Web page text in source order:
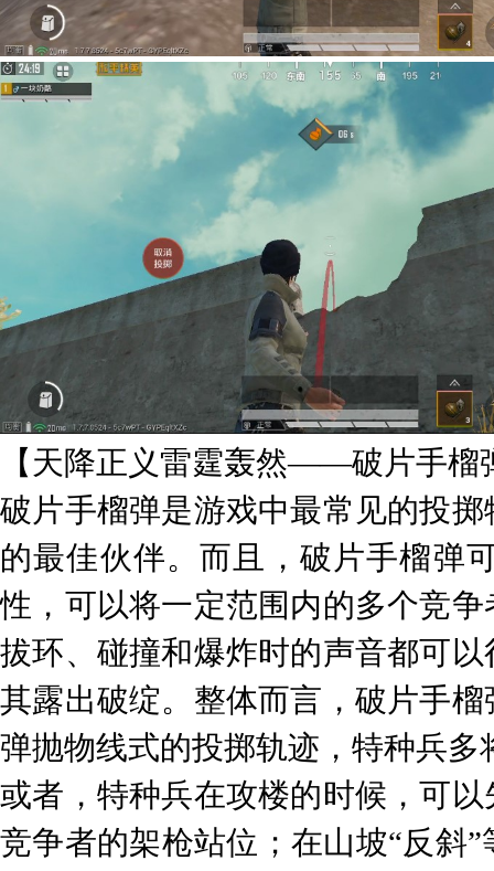
【天降正义雷霆轰然——破片手榴
破片手榴弹是游戏中最常见的投
的最佳伙伴。而且，破片手榴弹
性，可以将一定范围内的多个竞
拔环、碰撞和爆炸时的声音都可
其露出破绽。整体而言，破片手
弹抛物线式的投掷轨迹，特种兵
或者，特种兵在攻楼的时候，可
竞争者的架枪站位；在山坡“反斜